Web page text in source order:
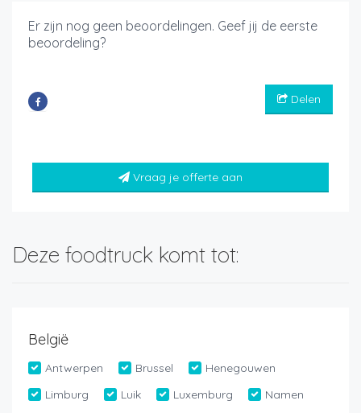
Er zijn nog geen beoordelingen. Geef jij de eerste
beoordeling?
Delen
Vraag je offerte aan
Deze foodtruck komt tot:
België
Antwerpen Brussel
Henegouwen
Limburg
Luik Luxemburg
Namen